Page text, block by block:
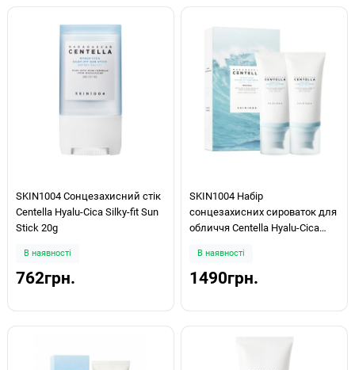
SKIN1004 Сонцезахисний стік
Centella Hyalu-Cica Silky-fit Sun
Stick 20g
В наявності
762грн.
SKIN1004 Набір
сонцезахисних сироваток для
обличчя Centella Hyalu-Cica
CPNP 50млx2шт
В наявності
1490грн.